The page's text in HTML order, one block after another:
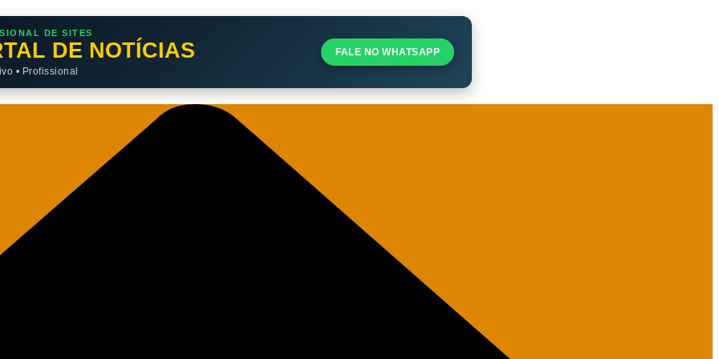
DE SITES
DE NOTÍCIAS
• Profissional
FALE NO WHATSAPP